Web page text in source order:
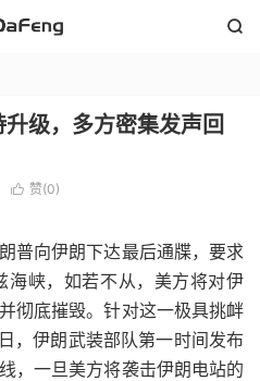

级，多方密集发声回
 赞(0)
普向伊朗下达最后通牒，要求
峡，如若不从，美方将对伊
彻底摧毁。针对这一极具挑衅
，伊朗武装部队第一时间发布
，一旦美方将袭击伊朗电站的